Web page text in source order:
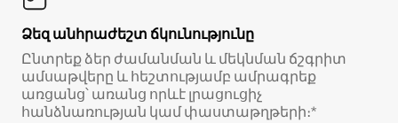
Ձեզ անհրաժեշտ ճկունությունը
Ընտրեք ձեր ժամանման և մեկնման ճշգրիտ
ամսաթվերը և հեշտությամբ ամրագրեք
առցանց՝ առանց որևէ լրացուցիչ
հանձնառության կամ փաստաթղթերի։*